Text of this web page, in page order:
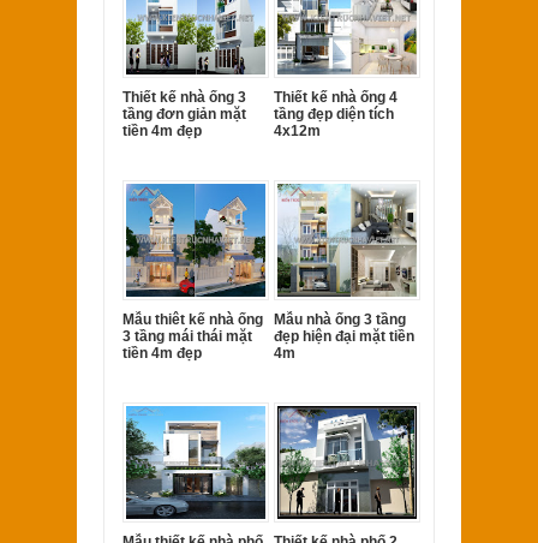
Thiết kế nhà ống 3
tầng đơn giản mặt
tiền 4m đẹp
Thiết kế nhà ống 4
tầng đẹp diện tích
4x12m
Mẫu thiêt kế nhà ống
3 tầng mái thái mặt
tiền 4m đẹp
Mẫu nhà ống 3 tầng
đẹp hiện đại mặt tiền
4m